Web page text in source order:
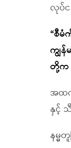
လုပ်င
“စီမံ
ကျွ
တို့က
အထက်
နှင့်
နမ္မ